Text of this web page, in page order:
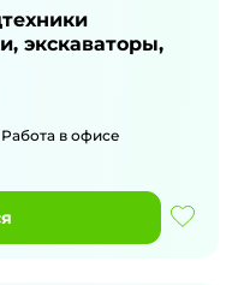
экскаваторы,
Работа в офисе